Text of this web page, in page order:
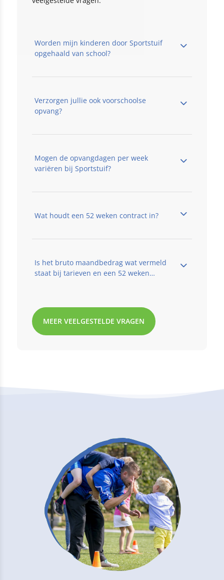
Worden mijn kinderen door Sportstuif
opgehaald van school?
Verzorgen jullie ook voorschoolse
opvang?​
Mogen de opvangdagen per week
variëren bij Sportstuif?
Wat houdt een 52 weken contract in?
Is het bruto maandbedrag wat vermeld
staat bij tarieven en een 52 weken
MEER VEELGESTELDE VRAGEN